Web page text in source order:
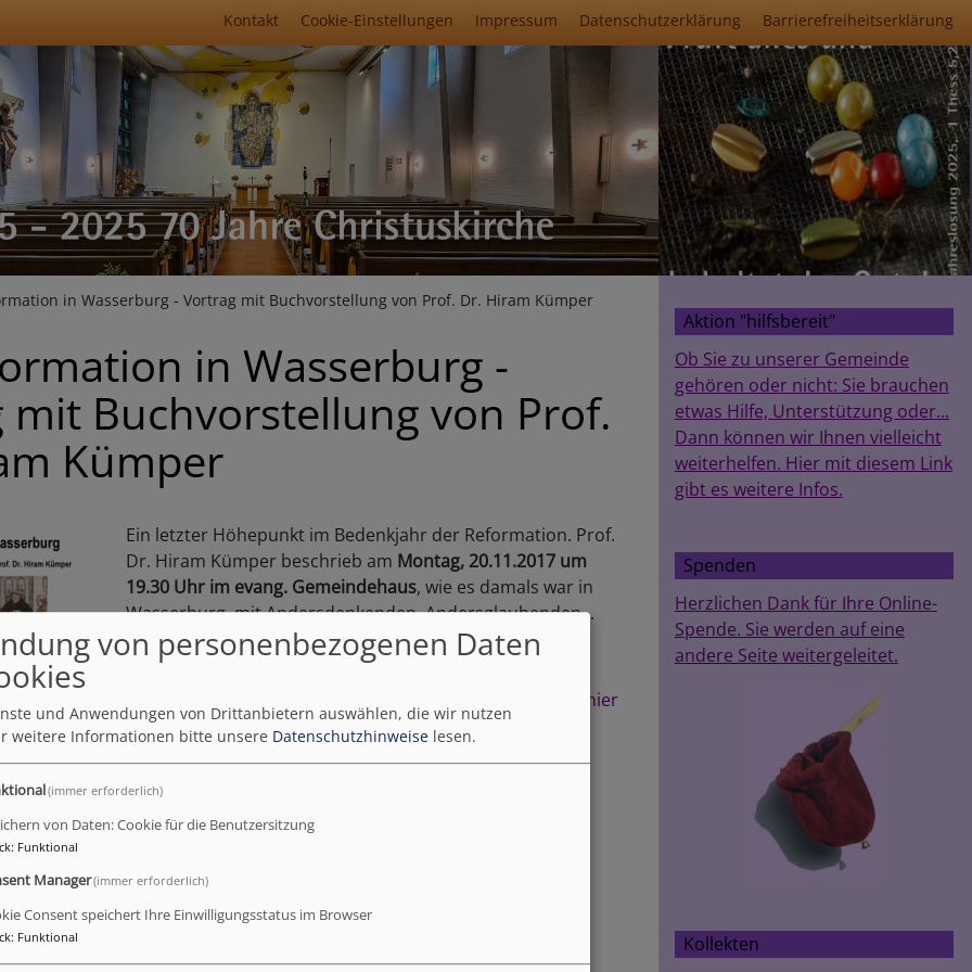
Fußbereichsmenü
Kontakt Cookie-Einstellungen Impressum Datenschutzerklärung Barrierefreiheitserklärung
in Wasserburg - Vortrag mit Buchvorstellung von Prof. Dr. Hiram Kümper
in Wasserburg -
mit Buchvorstellung von Prof.
Kümper
Ein letzter Höhepunkt im Bedenkjahr der Reformation. Prof.
Dr. Hiram Kümper beschrieb am Montag, 20.11.2017 um
19.30 Uhr im evang. Gemeindehaus, wie es damals war in
Wasserburg, mit Andersdenkenden, Andersglaubenden...
Bilder vom Abend gibt eshier
hier
auch auf einem externen Link.
Aktion "hilfsbereit"
Ob Sie zu unserer Gemeinde
gehören oder nicht: Sie brauchen
etwas Hilfe, Unterstützung oder...
Dann können wir Ihnen vielleicht
weiterhelfen. Hier mit diesem Link
gibt es weitere Infos.
Spenden
Herzlichen Dank für Ihre Online-
Spende. Sie werden auf eine
andere Seite weitergeleitet.
Kollekten
von personenbezogenen Daten
und Anwendungen von Drittanbietern auswählen, die wir nutzen
weitere Informationen bitte unsere Datenschutzhinweise lesen.
(immer erforderlich)
von Daten: Cookie für die Benutzersitzung
: Funktional
Manager(immer erforderlich)
Consent speichert Ihre Einwilligungsstatus im Browser
: Funktional